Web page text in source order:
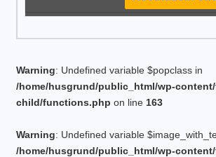
Warning: Undefined variable $popclass in
/home/husgrund/public_html/wp-
child/functions.php on line 163
Warning: Undefined variable
/home/husgrund/public_html/wp-